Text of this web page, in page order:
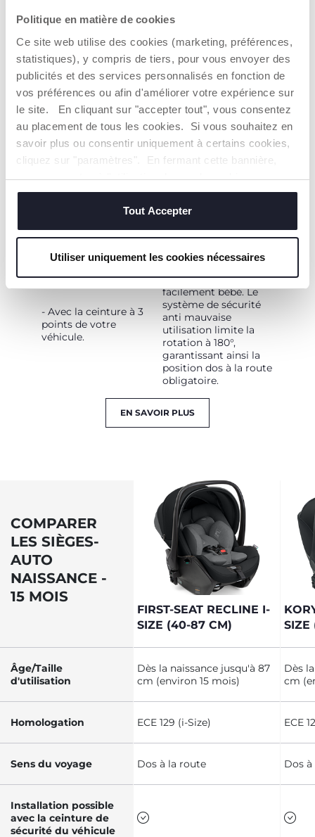
Politique en matière de cookies
Ce site web utilise des cookies (marketing, préférences,
statistiques), y compris de tiers, pour vous envoyer des
publicités et des services personnalisés en fonction de
vos préférences ou afin d'améliorer votre expérience sur
le site. En cliquant sur "accepter tout", vous consentez
au placement de tous les cookies. Si vous souhaitez en
savoir plus ou consentir uniquement à certains cookies,
cliquez sur "paramètres". En fermant cette bannière,
vous consentez à l'utilisation des seuls cookies
techniques, qui sont essentiels au service demandé.
Tout Accepter
Utiliser uniquement les cookies nécessaires
INSTALLATION
FLEXIBLE
Le siège-auto s'installe
toujours dos à la route
- Avec la "Base
séparement) avec les
- Avec la ceinture à 3
points de votre
véhicule.
INSTALLATION
FACILE
Une fois installée sur
la Base rotative 360 i-
séparément), le siège-
auto First-Seat
Recline i-Size pivote à
90° face aux parents,
rapidement et
facilement bébé. Le
système de sécurité
anti mauvaise
utilisation limite la
rotation à 180°,
garantissant ainsi la
position dos à la route
obligatoire.
EN SAVOIR PLUS
COMPARER
LES SIÈGES-
AUTO
NAISSANCE -
15 MOIS
FIRST-SEAT RECLINE I-
SIZE (40-87 CM)
SIZE
Âge/Taille
d'utilisation
Dès la naissance jusqu'à 87
cm (environ 15 mois)
Dès
cm
Homologation ECE 129 (i-Size) ECE
Sens du voyage Dos à la route Dos
Installation possible
avec la ceinture de
sécurité du véhicule